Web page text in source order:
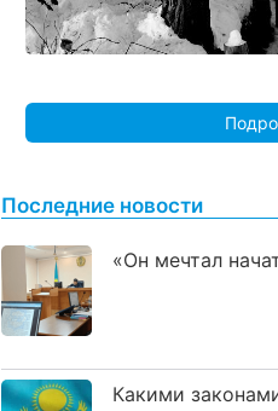
Последние новости
«Он мечтал
Какими